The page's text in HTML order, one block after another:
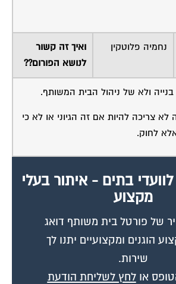
נחמיה פלוטקין
ואיך זה קשור
לנושא הפורום??
ולא של ניהול הבית המשותף.
צריכה להיות אם זה הגיוני או לא כי
אלא לחוק.
בתים - איתור בעלי
מקצוע
של פורטל בית משותף דואג
הוגנים ומקצועיים יתנו לך
שירות.
אולחץ לשליחת הודעת